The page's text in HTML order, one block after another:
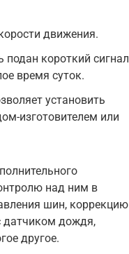
движения.
короткий сигнал
время суток.
установить
изготовителем или
над ним в
шин, коррекцию
датчиком дождя,
другое.